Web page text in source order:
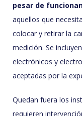
pesar de
aquellos que
colocar y retirar la
medición. Se
electrónicos y
aceptadas por la
Quedan fuera los
requieren